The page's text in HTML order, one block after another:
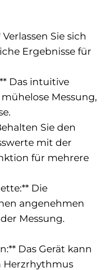
Sie sich
Ergebnisse für
Das intuitive
Messung,
Sie den
mit der
für mehrere
Die
angenehmen
Messung.
Das Gerät kann
Herzrhythmus